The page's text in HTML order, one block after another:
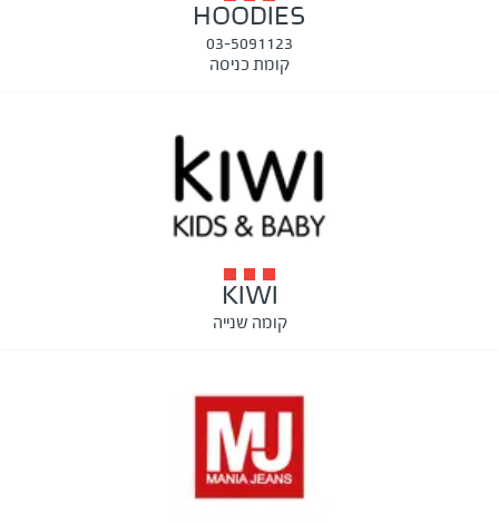
HOODIES
03-5091123
קומת כניסה
KIWI
קומה שנייה